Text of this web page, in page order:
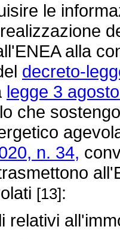
le
alla
decreto-
legge 3
che
n. 34,
[13]: